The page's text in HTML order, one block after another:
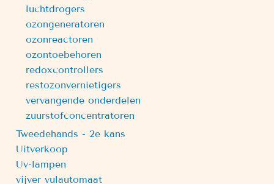
luchtdrogers
ozongeneratoren
ozonreactoren
ozontoebehoren
redoxcontrollers
restozonvernietigers
vervangende onderdelen
zuurstofconcentratoren
Tweedehands - 2e kans
Uitverkoop
Uv-lampen
vijver vulautomaat